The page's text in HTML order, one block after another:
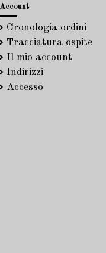
Account
Cronologia ordini
Tracciatura ospite
Il mio account
Indirizzi
Accesso